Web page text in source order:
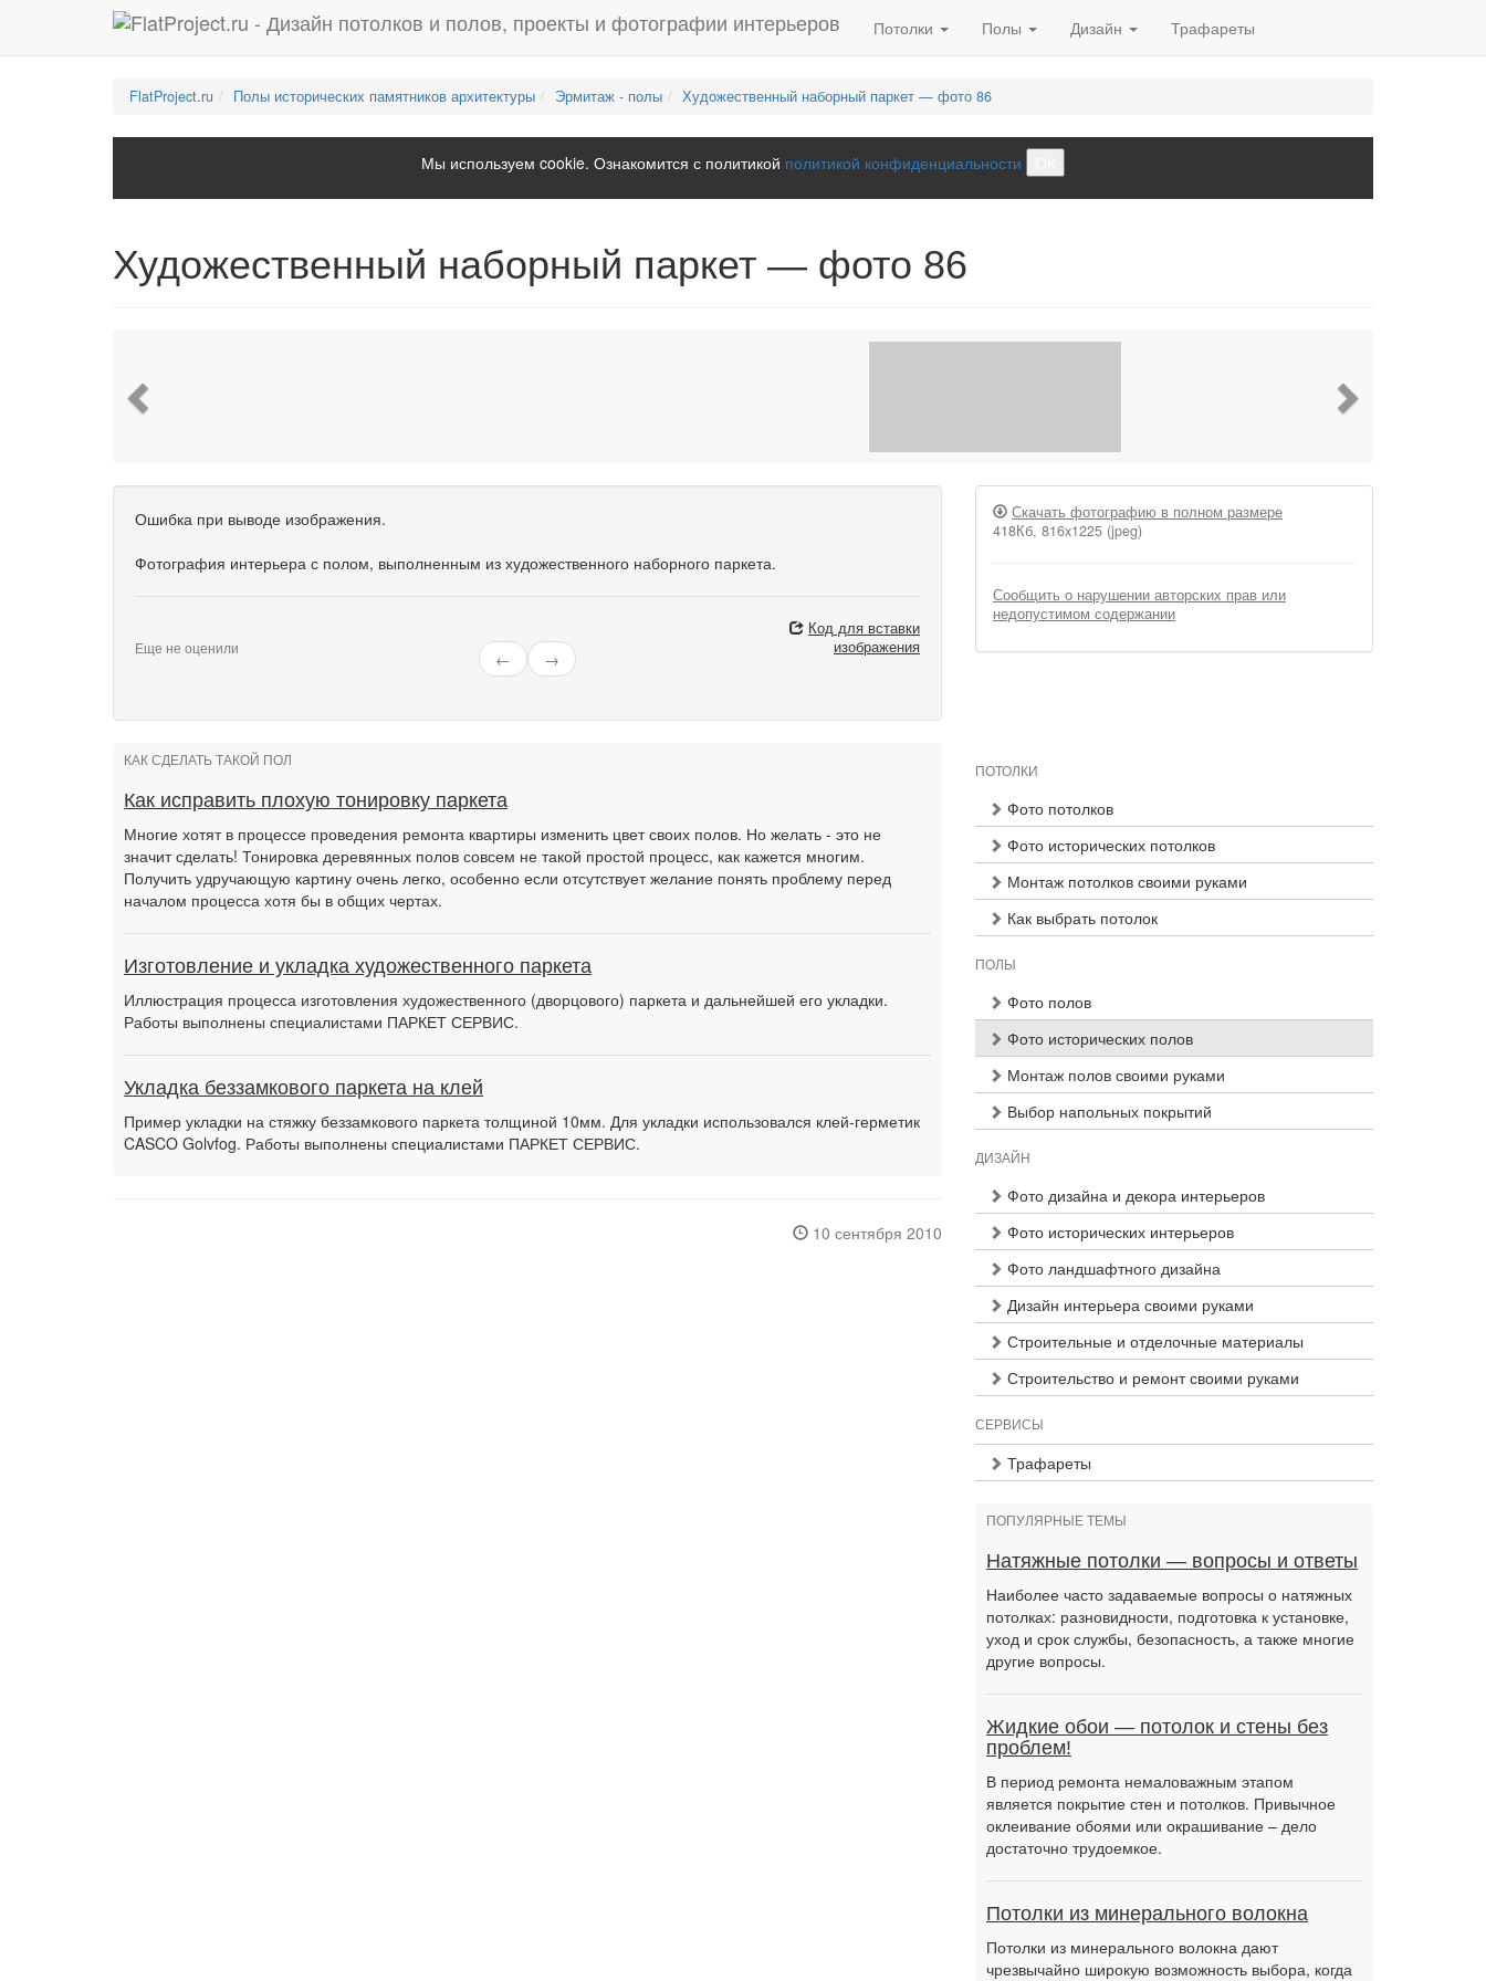
Потолки Полы Дизайн Трафареты
FlatProject.ru Полы исторических памятников архитектуры Эрмитаж - полы Художественный наборный паркет — фото 86
Мы используем cookie. Ознакомится с политикой политикой конфиденциальности
Художественный наборный паркет — фото 86
Ошибка при выводе изображения.
Фотография интерьера с полом, выполненным из художественного наборного паркета.
Еще не оценили
← →
Код для вставки
изображения
Скачать фотографию в полном размере
418Кб, 816x1225 (jpeg)
Сообщить о нарушении авторских прав или
недопустимом содержании
КАК СДЕЛАТЬ ТАКОЙ ПОЛ
Как исправить плохую тонировку паркета
Многие хотят в процессе проведения ремонта квартиры изменить цвет своих полов. Но желать - это не
значит сделать! Тонировка деревянных полов совсем не такой простой процесс, как кажется многим.
Получить удручающую картину очень легко, особенно если отсутствует желание понять проблему перед
началом процесса хотя бы в общих чертах.
Изготовление и укладка художественного паркета
Иллюстрация процесса изготовления художественного (дворцового) паркета и дальнейшей его укладки.
Работы выполнены специалистами ПАРКЕТ СЕРВИС.
Укладка беззамкового паркета на клей
Пример укладки на стяжку беззамкового паркета толщиной 10мм. Для укладки использовался клей-герметик
CASCO Golvfog. Работы выполнены специалистами ПАРКЕТ СЕРВИС.
10 сентября 2010
ПОТОЛКИ
Фото потолков
Фото исторических потолков
Монтаж потолков своими руками
Как выбрать потолок
ПОЛЫ
Фото полов
Фото исторических полов
Монтаж полов своими руками
Выбор напольных покрытий
ДИЗАЙН
Фото дизайна и декора интерьеров
Фото исторических интерьеров
Фото ландшафтного дизайна
Дизайн интерьера своими руками
Строительные и отделочные материалы
Строительство и ремонт своими руками
СЕРВИСЫ
Трафареты
ПОПУЛЯРНЫЕ ТЕМЫ
Натяжные потолки — вопросы и ответы
Наиболее часто задаваемые вопросы о натяжных
потолках: разновидности, подготовка к установке,
уход и срок службы, безопасность, а также многие
другие вопросы.
Жидкие обои — потолок и стены без
проблем!
В период ремонта немаловажным этапом
является покрытие стен и потолков. Привычное
оклеивание обоями или окрашивание – дело
достаточно трудоемкое.
Потолки из минерального волокна
Потолки из минерального волокна дают
чрезвычайно широкую возможность выбора, когда